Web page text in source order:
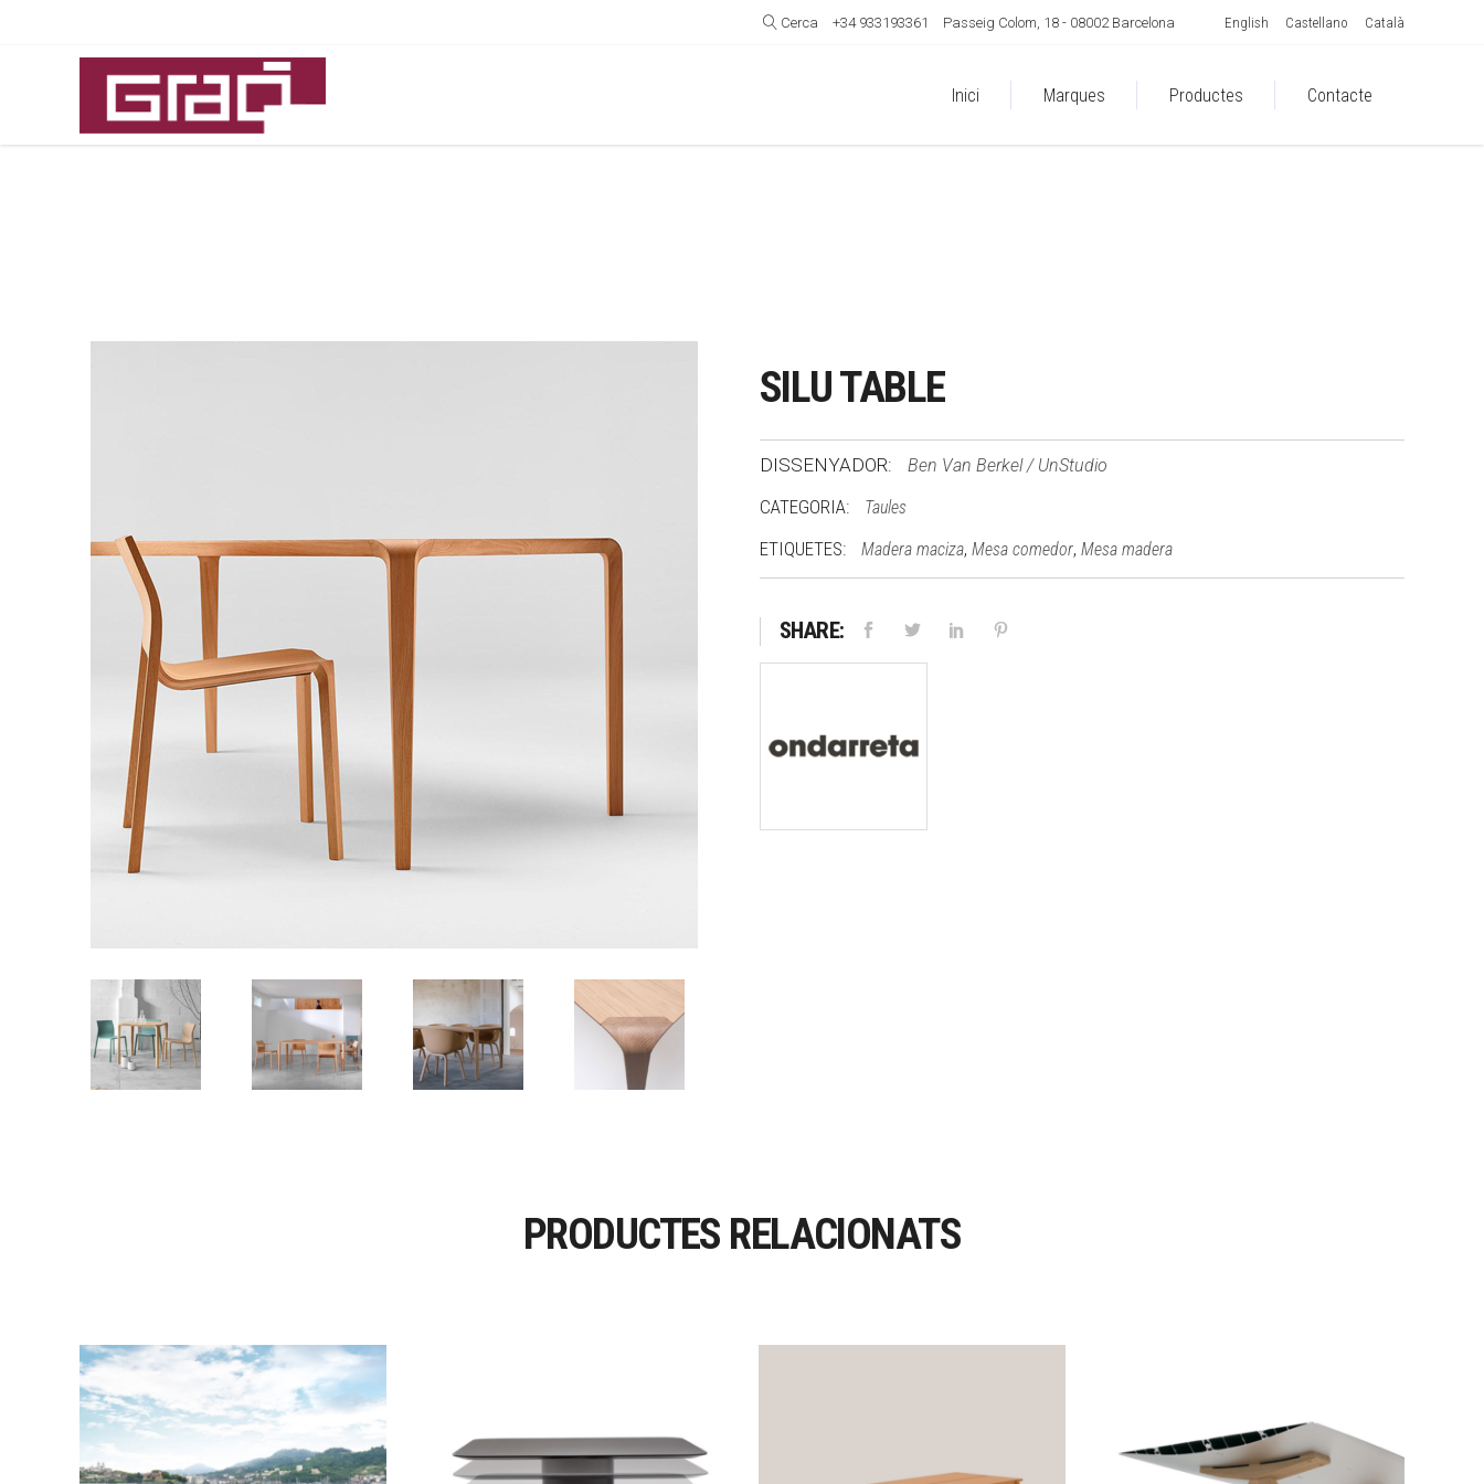
Cerca +34 933193361 Passeig Colom, 18 - 08002 Barcelona English Castellano Català
Inici Marques Productes Contacte
SILU TABLE
DISSENYADOR: Ben Van Berkel / UnStudio
CATEGORIA: Taules
ETIQUETES: Madera maciza, Mesa comedor, Mesa madera
SHARE:
PRODUCTES RELACIONATS